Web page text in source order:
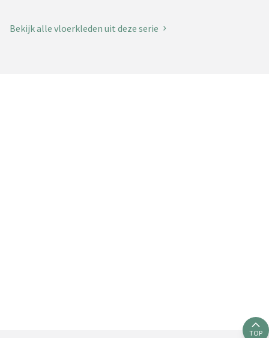
Bekijk alle vloerkleden uit deze serie
TOP